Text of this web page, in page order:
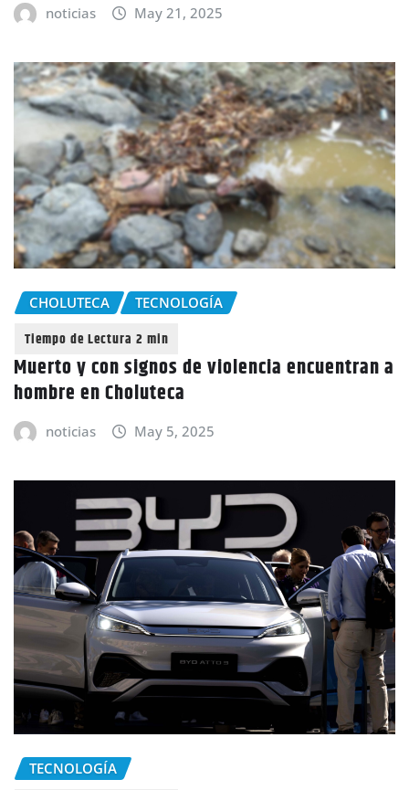
noticias May 21, 2025
CHOLUTECA TECNOLOGÍA
Muerto y con signos de violencia encuentran a
hombre en Choluteca
noticias May 5, 2025
TECNOLOGÍA